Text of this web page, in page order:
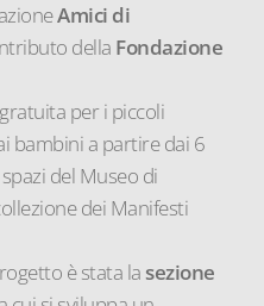
Amici di
della Fondazione
per i piccoli
bambini a partire dai 6
del Museo di
dei Manifesti
è stata la sezione